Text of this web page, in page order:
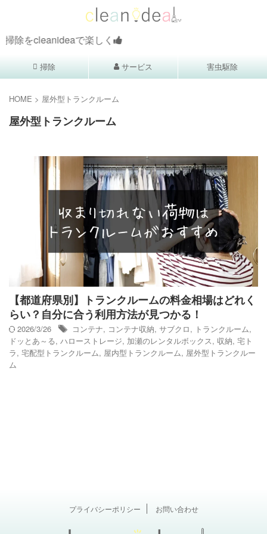
除をcleanideaで楽しく
掃除 サービス 害虫駆除
HOME > 屋外型トランクルーム
屋外型トランクルーム
【都道府県別】トランクルームの料金相場はどれく
らい？自分に合う利用方法が見つかる！
2026/3/26 コンテナ, コンテナ収納, サブクロ, トランクルーム,
ドッとあ～る, ハローストレージ, 加瀬のレンタルボックス, 収納, 宅ト
ラ, 宅配型トランクルーム, 屋内型トランクルーム, 屋外型トランクルー
ム
プライバシーポリシー お問い合わせ